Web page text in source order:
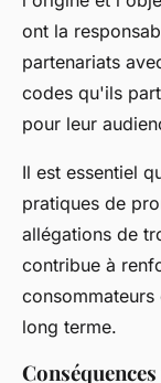
ont la
partenariats
codes qu'ils
pour leur
Il est essentiel
pratiques de
allégations de
contribue à
long terme.